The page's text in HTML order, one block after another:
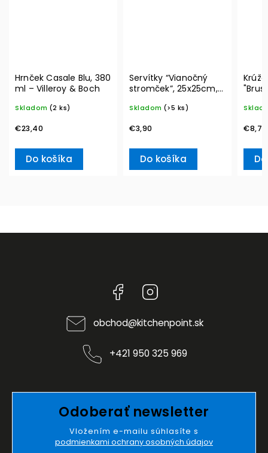
Hrnček Casale Blu, 380
ml – Villeroy & Boch
Skladom (2 ks)
€23,40
Do košíka
Servítky “Vianočný
stromček”, 25x25cm,
Villeroy & Boch
Skladom (>5 ks)
€3,90
Do košíka
€8,70
Facebook
obchod@kitchenpoint.sk
+421 950 325 969
Odoberať newsletter
Vložením e-mailu súhlasíte s
podmienkami ochrany osobných údajov